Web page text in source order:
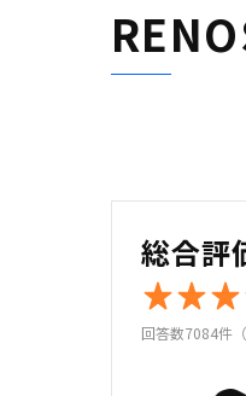
総合評
回答数7084件